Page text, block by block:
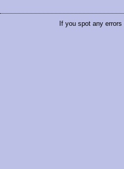
If you spot any